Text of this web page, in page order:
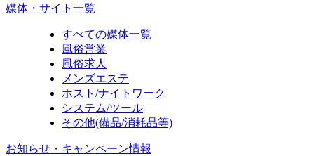
媒体・サイト一覧
すべての媒体一覧
風俗営業
風俗求人
メンズエステ
ホスト/ナイトワーク
システム/ツール
その他(備品/消耗品等)
お知らせ・キャンペーン情報